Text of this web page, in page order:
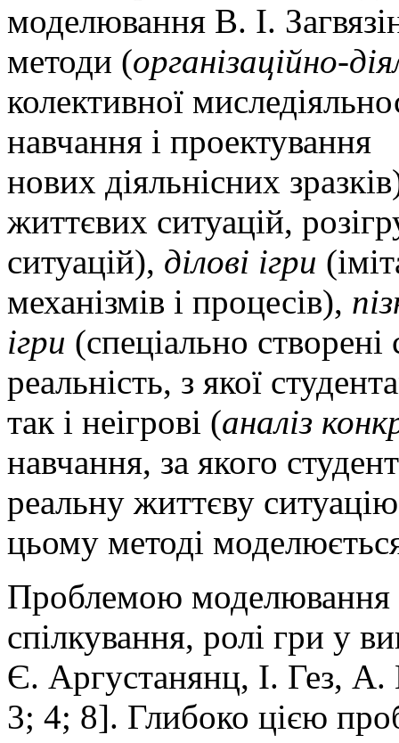
моделювання В. І.
методи (організаційно-
колективної
навчання і проектування
нових діяльнісних
життєвих ситуацій,
ситуацій), ділові ігри
механізмів і процесів),
ігри (спеціально
реальність, з якої
так і неігрові (аналіз
навчання, за якого
реальну життєву
цьому методі
Проблемою моделювання
спілкування, ролі гри у
Є. Аргустанянц, І. Гез,
3; 4; 8]. Глибоко цією